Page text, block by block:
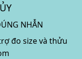
NHẪN
đo size và thửu